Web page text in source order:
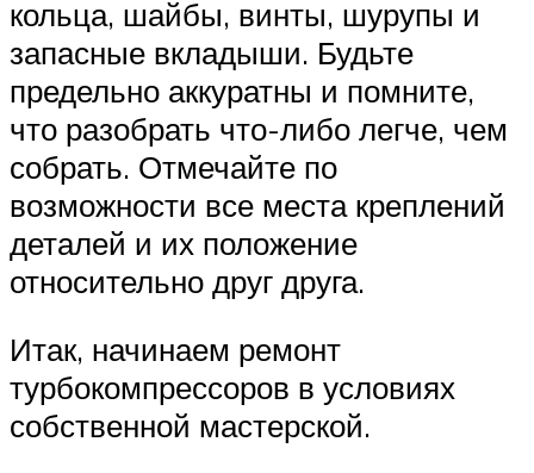
кольца, шайбы, винты, шурупы и
запасные вкладыши. Будьте
предельно аккуратны и помните,
что разобрать что-либо легче, чем
собрать. Отмечайте по
возможности все места креплений
деталей и их положение
относительно друг друга.
Итак, начинаем ремонт
турбокомпрессоров в условиях
собственной мастерской.